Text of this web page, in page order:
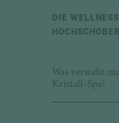
DIE
HOCHSCHOBER
Was versteht
Kristall-Spa?